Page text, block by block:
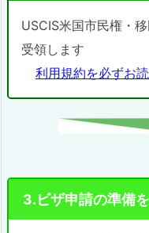
USCIS米国市民権・
受領します
利用規約を必ずお
3.ビザ申請の準備